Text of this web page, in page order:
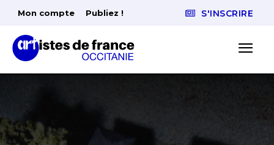
Mon compte Publiez ! S'INSCRIRE